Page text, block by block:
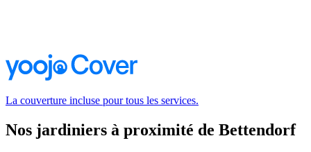
La couverture incluse pour tous les services.
Nos jardiniers à proximité de Bettendorf